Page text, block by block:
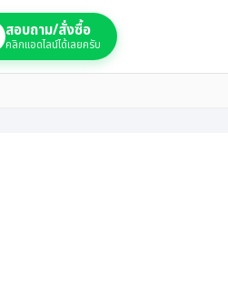
สอบถาม/สั่งซื้อ
คลิกแอดไลน์ได้เลยครับ